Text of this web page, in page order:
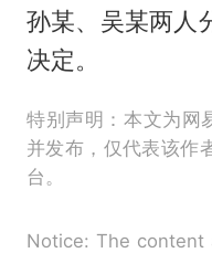
孙某、吴某两人
决定。
特别声明：本文为网
并发布，仅代表该作
台。
Notice: The content